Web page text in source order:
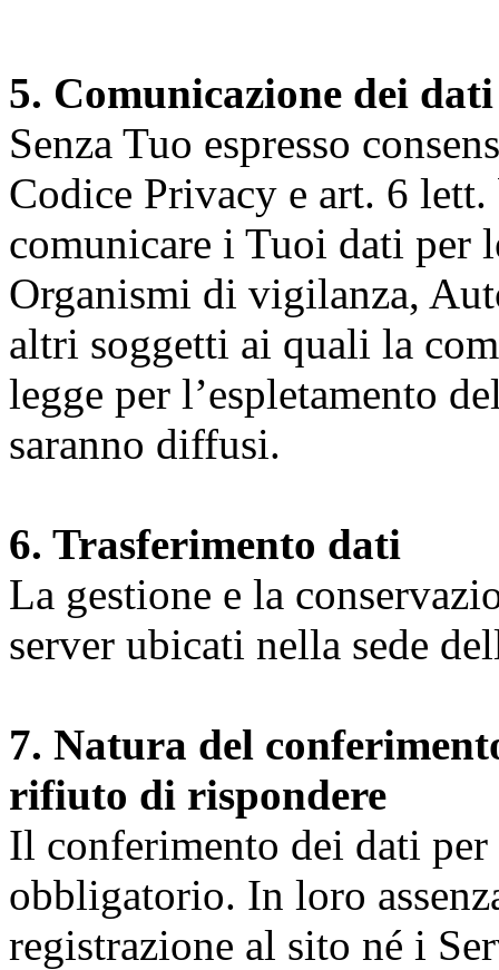
5. Comunicazione dei dati
Senza Tuo espresso
Codice Privacy e art. 6
comunicare i Tuoi dati per
Organismi di vigilanza,
altri soggetti ai quali la
legge per l’espletamento
saranno diffusi.
6. Trasferimento dati
La gestione e la
server ubicati nella sede
7. Natura del
rifiuto di rispondere
Il conferimento dei dati
obbligatorio. In loro
registrazione al sito né i